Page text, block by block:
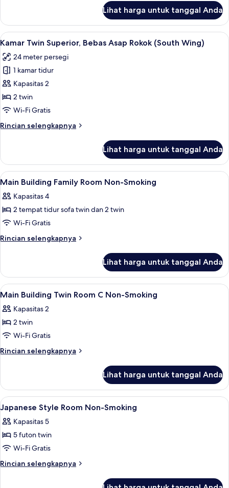
umum
(Japanese
Style)
Kamar
Tradisional,
Bebas
Rokok,
kamar
mandi
umum
(Japanese
Style)
Lihat harga untuk tanggal Anda
Lihat
semua
foto
untuk
Kamar
Twin
Superior,
Asap
Wing)
Brankas, tirai kedap cahaya, Wi-Fi
3
Kamar Twin Superior, Bebas Asap Rokok (South Wing)
24 meter persegi
1 kamar tidur
Kapasitas 2
2 twin
Wi-Fi Gratis
Rincian selengkapnya
Rincian
Kamar
Twin
Superior,
Asap
Rokok
Wing)
Lihat harga untuk tanggal Anda
Lihat
semua
foto
untuk
Main
Building
Non-
Smoking
Brankas, tirai kedap cahaya, Wi-Fi
5
Main Building Family Room Non-Smoking
Kapasitas 4
2 tempat tidur sofa twin dan 2 twin
Wi-Fi Gratis
Rincian selengkapnya
Rincian
Main
Building
Family
Non-
Smoking
Lihat harga untuk tanggal Anda
Lihat
semua
foto
untuk
Main
Building
C
Non-
Smoking
Brankas, tirai kedap cahaya, Wi-Fi
5
Main Building Twin Room C Non-Smoking
Kapasitas 2
2 twin
Wi-Fi Gratis
Rincian selengkapnya
Rincian
Main
Building
Twin
Room
C
Non-
Lihat harga untuk tanggal Anda
Lihat
semua
foto
untuk
Japanese
Style
5
Japanese Style Room Non-Smoking
Kapasitas 5
5 futon twin
Wi-Fi Gratis
Rincian selengkapnya
Rincian